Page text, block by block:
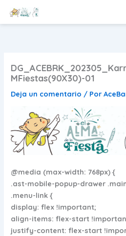
MFiestas(90X30)-01
Deja un comentario / Por
@media (max-width: 768px) {
.ast-mobile-popup-drawer
.menu-link {
display: flex !important;
align-items: flex-start
justify-content: flex-start